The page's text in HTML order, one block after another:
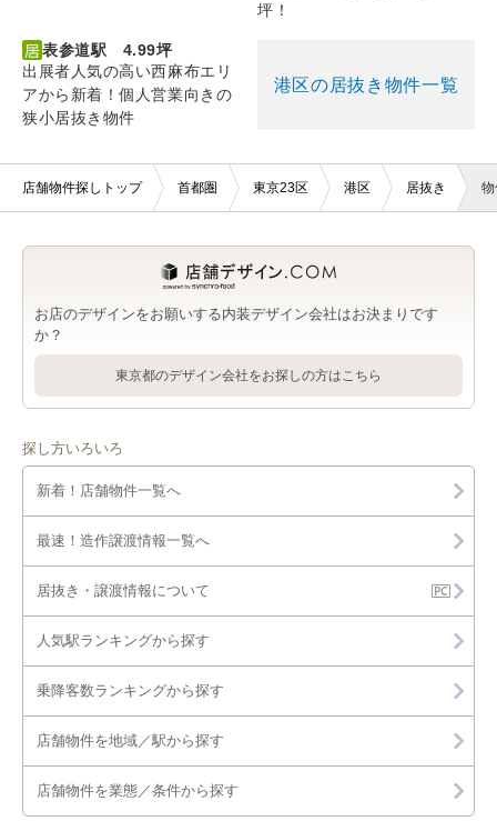
坪！
表参道駅 4.99坪
出展者人気の高い西麻布エリ
アから新着！個人営業向きの
狭小居抜き物件
港区の居抜き物件一覧
店舗物件探しトップ 首都圏 東京23区 港区 居抜き
お店のデザインをお願いする内装デザイン会社はお決まりです
か？
東京都のデザイン会社をお探しの方はこちら
探し方いろいろ
新着！店舗物件一覧へ
最速！造作譲渡情報一覧へ
居抜き・譲渡情報について
人気駅ランキングから探す
乗降客数ランキングから探す
店舗物件を地域／駅から探す
店舗物件を業態／条件から探す